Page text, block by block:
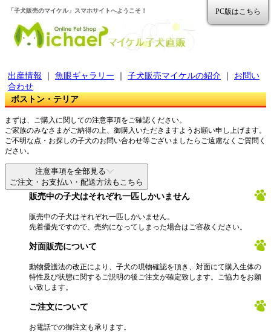
「子犬販売のマイケル」スマホサイトへようこそ！ PC版はこちら
出産情報 魚眼ギャラリー 子犬販売マイケルの紹介
お問い
合わせ
ボストン・テリア
まずは、ご購入に関しての注意事項をご確認ください。
ご家族のみなさまがご納得の上、御購入いただきますようお願い申し上げます。
ご不明な点・お探しの子犬のお問い合わせ等ございましたらご遠慮なくご質問く
ださい。
注意事項を全部見る
ご注文・お支払い・配送方法もこちら
販売中の子犬はそれぞれ一匹しかいません
販売中の子犬はそれぞれ一匹しかいません。
先着優先ですので、売約になってしまった場合はご容赦ください。
対面販売について
動物愛護法の改正により、子犬の現物確認を頂き、対面にて購入生体の
特性及び状態に関するご説明の後ご注文が確定致します。ご協力をお願
い致します。
ご注文について
お電話での御注文も承ります。